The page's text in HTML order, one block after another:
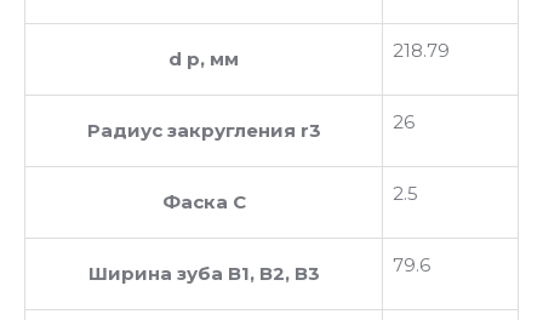
d p, мм 218.79
Радиус закругления r3 26
Фаска C 2.5
Ширина зуба В1, В2, В3 79.6